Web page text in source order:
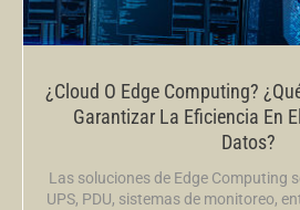
¿Cloud O Edge Computing?
Garantizar La Eficiencia En
Datos?
Las soluciones de Edge Computing
UPS, PDU, sistemas de monitoreo,